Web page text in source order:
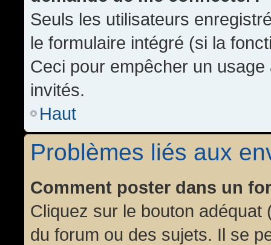
Seuls les utilisateurs
le formulaire intégré (si la
Ceci pour empêcher un
invités.
Haut
Problèmes liés aux
Comment poster dans un
Cliquez sur le bouton
du forum ou des sujets. Il se